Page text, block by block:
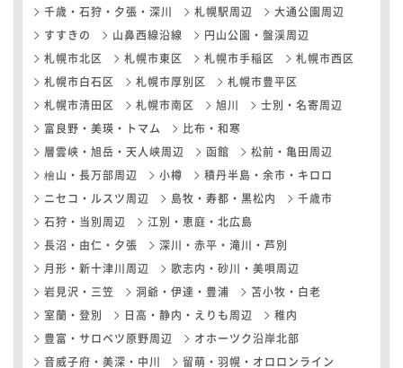
千歳・石狩・夕張・深川 札幌駅周辺 大通公園周辺
すすきの 山鼻西線沿線 円山公園・盤渓周辺
札幌市北区 札幌市東区 札幌市手稲区 札幌市西区
札幌市白石区 札幌市厚別区 札幌市豊平区
札幌市清田区 札幌市南区 旭川 士別・名寄周辺
富良野・美瑛・トマム 比布・和寒
層雲峡・旭岳・天人峡周辺 函館 松前・亀田周辺
檜山・長万部周辺 小樽 積丹半島・余市・キロロ
ニセコ・ルスツ周辺 島牧・寿都・黒松内 千歳市
石狩・当別周辺 江別・恵庭・北広島
長沼・由仁・夕張 深川・赤平・滝川・芦別
月形・新十津川周辺 歌志内・砂川・美唄周辺
岩見沢・三笠 洞爺・伊達・豊浦 苫小牧・白老
室蘭・登別 日高・静内・えりも周辺 稚内
豊富・サロベツ原野周辺 オホーツク沿岸北部
音威子府・美深・中川 留萌・羽幌・オロロンライン